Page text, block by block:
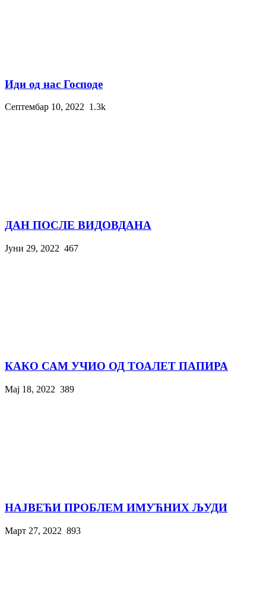
Иди од нас Господе
Септембар 10, 2022 1.3k
ДАН ПОСЛЕ ВИДОВДАНА
Јуни 29, 2022 467
КАКО САМ УЧИО ОД ТОАЛЕТ ПАПИРА
Мај 18, 2022 389
НАЈВЕЋИ ПРОБЛЕМ ИМУЋНИХ ЉУДИ
Март 27, 2022 893